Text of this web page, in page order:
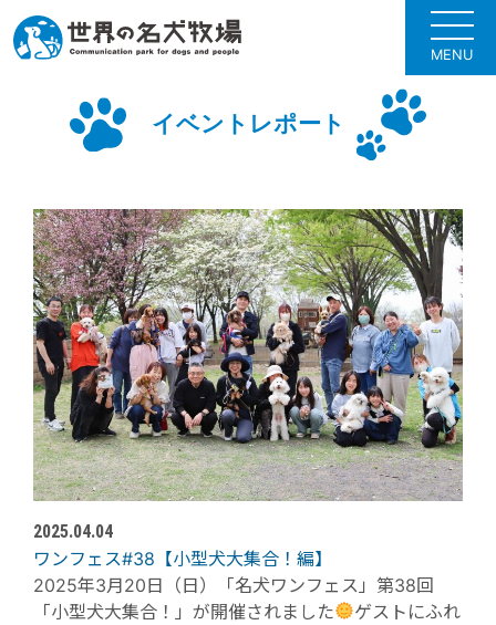
MENU
イベントレポート
2025.04.04
ワンフェス#38【小型犬大集合！編】
2025年3月20日（日）「名犬ワンフェス」第38回
「小型犬大集合！」が開催されました
ゲストにふれ